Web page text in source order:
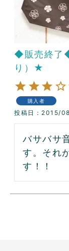
◆販売終了
り）★
購入者
投稿日 2015/
バサバサ
す。それ
す！！